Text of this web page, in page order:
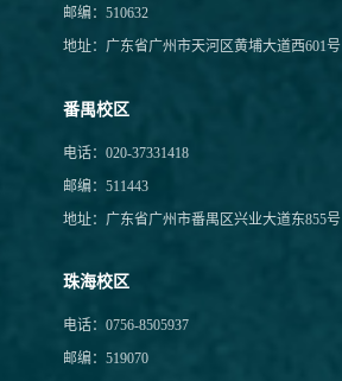
邮编：510632
地址：广东省广州市天河区黄埔大道西601号
番禺校区
电话：020-37331418
邮编：511443
地址：广东省广州市番禺区兴业大道东855号
珠海校区
电话：0756-8505937
邮编：519070